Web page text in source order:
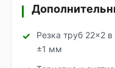
Резка труб 22×2
±1 мм